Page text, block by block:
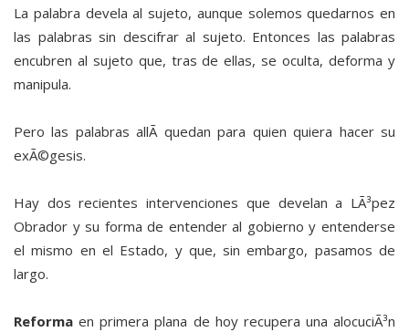
La palabra devela al sujeto, aunque solemos quedarnos en
las palabras sin descifrar al sujeto. Entonces las palabras
encubren al sujeto que, tras de ellas, se oculta, deforma y
manipula.
Pero las palabras allÃ­ quedan para quien quiera hacer su
exÃ©gesis.
Hay dos recientes intervenciones que develan a LÃ³pez
Obrador y su forma de entender al gobierno y entenderse
el mismo en el Estado, y que, sin embargo, pasamos de
largo.
Reforma en primera plana de hoy recupera una alocuciÃ³n